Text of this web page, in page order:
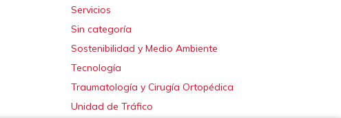
Servicios
Sin categoría
Sostenibilidad y Medio Ambiente
Tecnología
Traumatología y Cirugía Ortopédica
Unidad de Tráfico